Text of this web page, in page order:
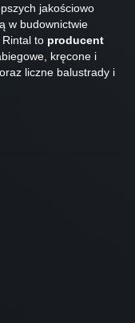
jakościowo
w budownictwie
to producent
kręcone i
liczne balustrady i